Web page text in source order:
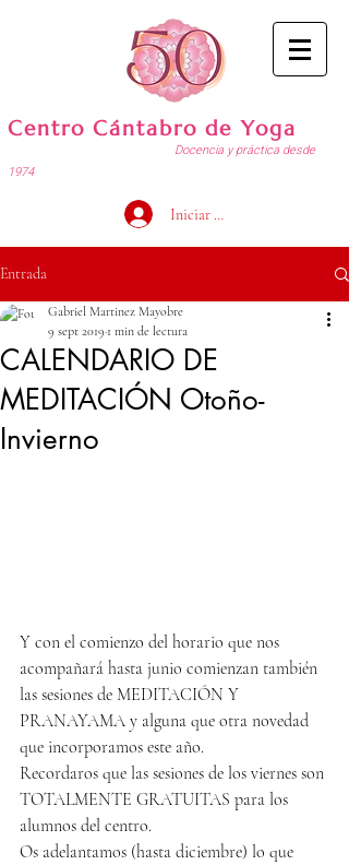
Centro Cántabro de Yoga
Docencia y práctica desde
1974
Iniciar sesión
Entrada
CALENDARIO DE
MEDITACIÓN Otoño-
Invierno
Gabriel Martinez Mayobre
9 sept 2019 1 min de lectura
Y con el comienzo del horario que nos
acompañará hasta junio comienzan también
las sesiones de MEDITACIÓN Y
PRANAYAMA y alguna que otra novedad
que incorporamos este año.
Recordaros que las sesiones de los viernes son
TOTALMENTE GRATUITAS para los
alumnos del centro.
Os adelantamos (hasta diciembre) lo que